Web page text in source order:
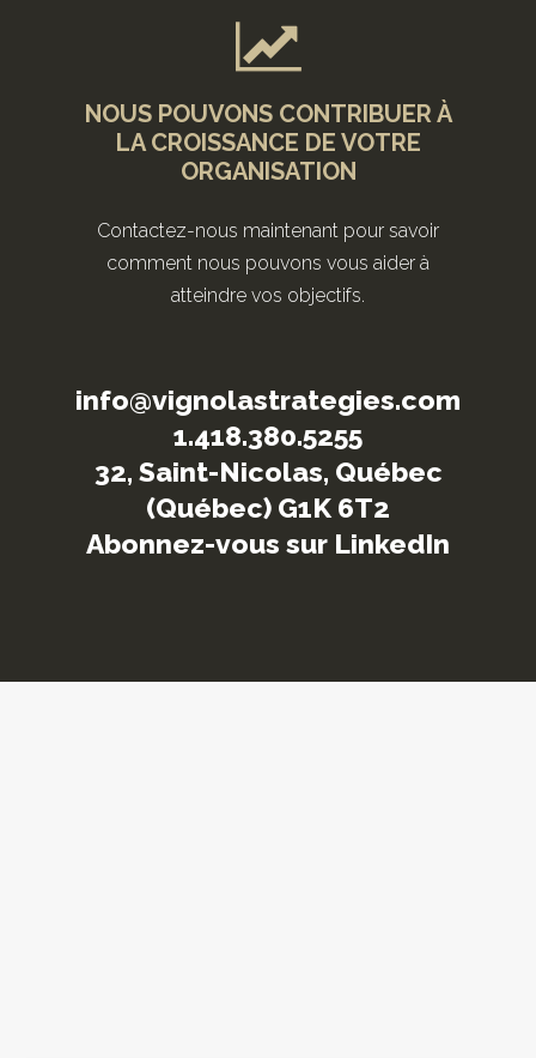
NOUS POUVONS CONTRIBUER À
LA CROISSANCE DE VOTRE
ORGANISATION
Contactez-nous maintenant pour savoir
comment nous pouvons vous aider à
atteindre vos objectifs.
info@vignolastrategies.com
1.418.380.5255
32, Saint-Nicolas, Québec
(Québec) G1K 6T2
Abonnez-vous sur LinkedIn